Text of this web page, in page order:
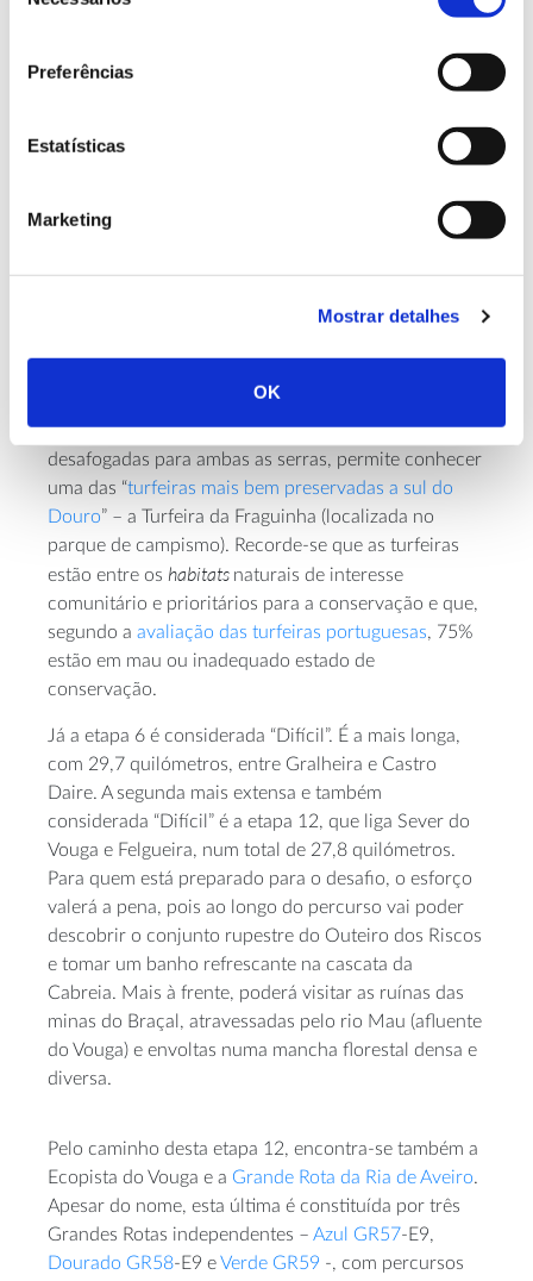
Preferências
Estatísticas
Marketing
Mostrar detalhes
OK
Fraguinha, um local tranquilo “aninhado” entre as
serras da Freita e da Arada que, além das vistas
desafogadas para ambas as serras, permite conhecer
uma das “turfeiras mais bem preservadas a sul do
Douro” – a Turfeira da Fraguinha (localizada no
parque de campismo). Recorde-se que as turfeiras
estão entre os habitats naturais de interesse
comunitário e prioritários para a conservação e que,
segundo a avaliação das turfeiras portuguesas, 75%
estão em mau ou inadequado estado de
conservação.
Já a etapa 6 é considerada “Difícil”. É a mais longa,
com 29,7 quilómetros, entre Gralheira e Castro
Daire. A segunda mais extensa e também
considerada “Difícil” é a etapa 12, que liga Sever do
Vouga e Felgueira, num total de 27,8 quilómetros.
Para quem está preparado para o desafio, o esforço
valerá a pena, pois ao longo do percurso vai poder
descobrir o conjunto rupestre do Outeiro dos Riscos
e tomar um banho refrescante na cascata da
Cabreia. Mais à frente, poderá visitar as ruínas das
minas do Braçal, atravessadas pelo rio Mau (afluente
do Vouga) e envoltas numa mancha florestal densa e
diversa.
Pelo caminho desta etapa 12, encontra-se também a
Ecopista do Vouga e a Grande Rota da Ria de Aveiro.
Apesar do nome, esta última é constituída por três
Grandes Rotas independentes – Azul GR57-E9,
Dourado GR58-E9 eVerde GR59 -, com percursos